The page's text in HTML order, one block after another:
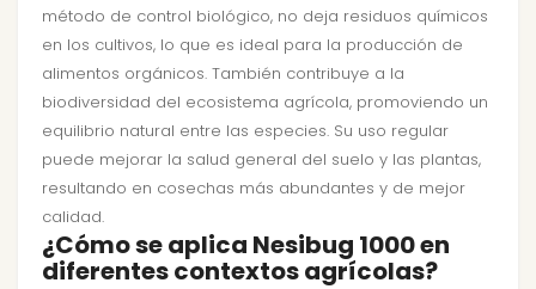
método de control biológico, no deja residuos químicos
en los cultivos, lo que es ideal para la producción de
alimentos orgánicos. También contribuye a la
biodiversidad del ecosistema agrícola, promoviendo un
equilibrio natural entre las especies. Su uso regular
puede mejorar la salud general del suelo y las plantas,
resultando en cosechas más abundantes y de mejor
calidad.
¿Cómo se aplica Nesibug 1000 en
diferentes contextos agrícolas?